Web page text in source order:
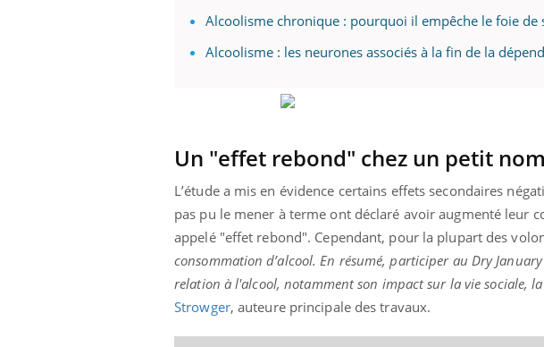
Alcoolisme chronique : pourquoi il empêche le foie de
Alcoolisme : les neurones associés à la fin de la
Un "effet rebond" chez un petit
L’étude a mis en évidence certains effets secondaires
pas pu le mener à terme ont déclaré avoir augmenté leur
appelé "effet rebond". Cependant, pour la plupart des
consommation d’alcool. En résumé, participer au Dry
relation à l'alcool, notamment son impact sur la vie sociale,
Strowger, auteure principale des travaux.